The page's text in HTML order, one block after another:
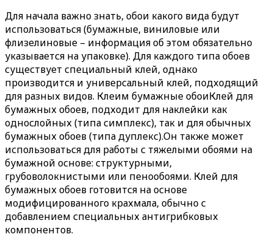
Для начала важно знать, обои какого вида будут
использоваться (бумажные, виниловые или
флизелиновые – информация об этом обязательно
указывается на упаковке). Для каждого типа обоев
существует специальный клей, однако
производится и универсальный клей, подходящий
для разных видов. Клеим бумажные обоиКлей для
бумажных обоев, подходит для наклейки как
однослойных (типа симплекс), так и для обычных
бумажных обоев (типа дуплекс).Он также может
использоваться для работы с тяжелыми обоями на
бумажной основе: структурными,
грубоволокнистыми или пенообоями. Клей для
бумажных обоев готовится на основе
модифицированного крахмала, обычно с
добавлением специальных антигрибковых
компонентов.